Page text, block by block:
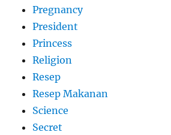
Pregnancy
President
Princess
Religion
Resep
Resep Makanan
Science
Secret